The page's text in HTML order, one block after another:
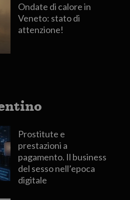
Ondate di calore in
Veneto: stato di
attenzione!
Prostitute e
prestazioni a
pagamento. Il business
del sesso nell’epoca
digitale